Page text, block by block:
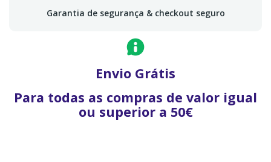
Garantia de segurança & checkout seguro
Envio Grátis
Para todas as compras de valor igual
ou superior a 50€